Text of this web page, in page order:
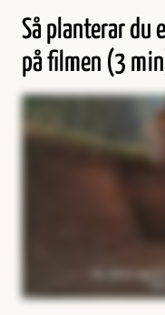
Så planterar du
på filmen (3